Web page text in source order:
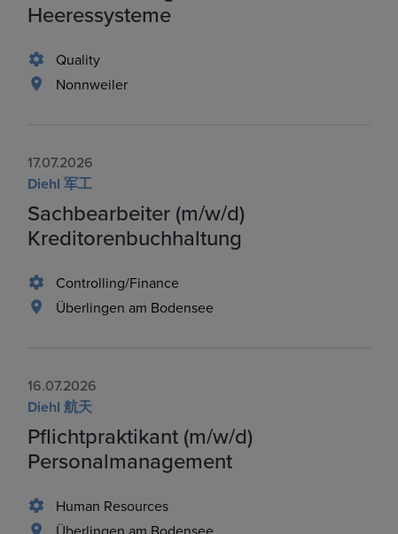
Heeressysteme
Quality
Nonnweiler
17.07.2026
Diehl 军工
Sachbearbeiter (m/w/d)
Kreditorenbuchhaltung
Controlling/Finance
Überlingen am Bodensee
16.07.2026
Diehl 航天
Pflichtpraktikant (m/w/d)
Personalmanagement
Human Resources